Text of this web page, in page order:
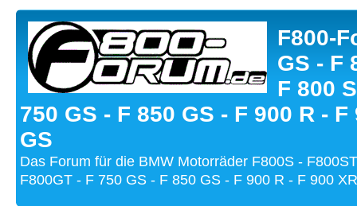
F800-
GS - F
F 800
750 GS - F 850 GS - F 900 R - F
GS
Das Forum für die BMW Motorräder F800S -
F800GT - F 750 GS - F 850 GS - F 900 R - F 900